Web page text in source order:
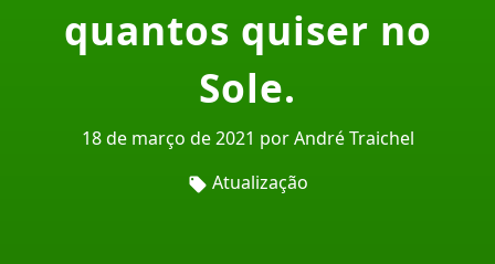
quantos quiser no
Sole.
18 de março de 2021 por André Traichel
Atualização